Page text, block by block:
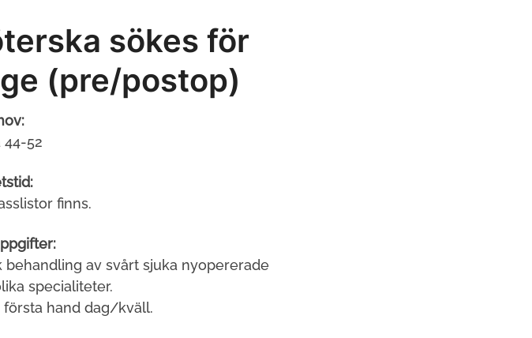
sökes för
(pre/postop)
44-52
finns.
av svårt sjuka nyopererade
specialiteter.
hand dag/kväll.